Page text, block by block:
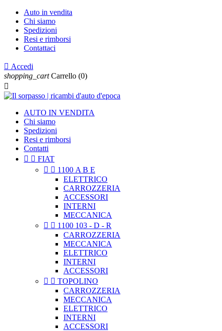
Auto in vendita
Chi siamo
Spedizioni
Resi e rimborsi
Contattaci
 Accedi
shopping_cart Carrello (0)

AUTO IN VENDITA
Chi siamo
Spedizioni
Resi e rimborsi
Contatti
  FIAT
  1100 A B E
ELETTRICO
CARROZZERIA
ACCESSORI
INTERNI
MECCANICA
  1100 103 - D - R
CARROZZERIA
MECCANICA
ELETTRICO
INTERNI
ACCESSORI
  TOPOLINO
CARROZZERIA
MECCANICA
ELETTRICO
INTERNI
ACCESSORI